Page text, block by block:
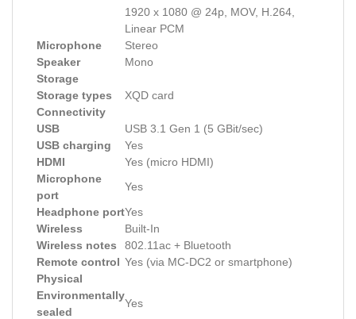
1920 x 1080 @ 24p, MOV, H.264,
Linear PCM
Microphone
Stereo
Speaker
Mono
Storage
Storage types
XQD card
Connectivity
USB
USB 3.1 Gen 1 (5 GBit/sec)
USB charging
Yes
HDMI
Yes (micro HDMI)
Microphone
port
Yes
Headphone portYes
Wireless
Built-In
Wireless notes
802.11ac + Bluetooth
Remote control Yes (via MC-DC2 or smartphone)
Physical
Environmentally
sealed
Yes